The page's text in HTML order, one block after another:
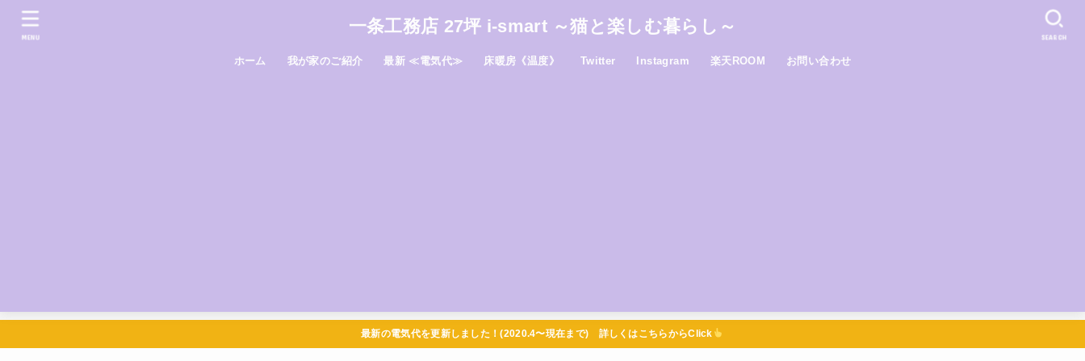
一条工務店 27坪 i-smart ～猫と楽しむ暮らし～
ホーム 我が家のご紹介 最新 ≪電気代≫ 床暖房《温度》 Twitter Instagram 楽天ROOM お問い合わせ
SEARCH
MENU
最新の電気代を更新しました！(2020.4〜現在まで) 詳しくはこちらからClick